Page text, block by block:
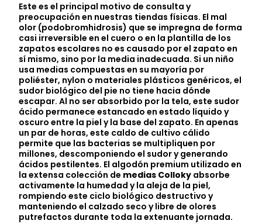
Este es el principal motivo de consulta y
preocupación en nuestras tiendas físicas. El mal
olor (podobromhidrosis) que se impregna de forma
casi irreversible en el cuero o en la plantilla de los
zapatos escolares no es causado por el zapato en
sí mismo, sino por la media inadecuada. Si un niño
usa medias compuestas en su mayoría por
poliéster, nylon o materiales plásticos genéricos, el
sudor biológico del pie no tiene hacia dónde
escapar. Al no ser absorbido por la tela, este sudor
ácido permanece estancado en estado líquido y
oscuro entre la piel y la base del zapato. En apenas
un par de horas, este caldo de cultivo cálido
permite que las bacterias se multipliquen por
millones, descomponiendo el sudor y generando
ácidos pestilentes. El algodón premium utilizado en
la extensa colección de medias Colloky absorbe
activamente la humedad y la aleja de la piel,
rompiendo este ciclo biológico destructivo y
manteniendo el calzado seco y libre de olores
putrefactos durante toda la extenuante jornada.